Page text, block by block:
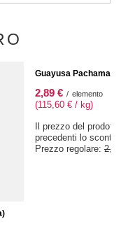
Guayusa
2,89 € / elemento
(115,60 € / kg)
Il prezzo del
precedenti lo
Prezzo regolare: